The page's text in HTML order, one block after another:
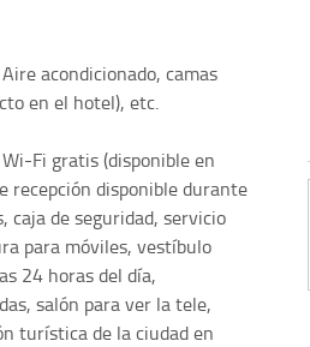
acondicionado, camas
en el hotel), etc.
Fi gratis (disponible en
recepción disponible durante
caja de seguridad, servicio
para móviles, vestíbulo
24 horas del día,
salón para ver la tele,
turística de la ciudad en